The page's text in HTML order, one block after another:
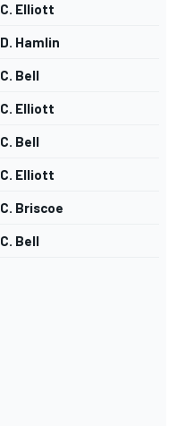
C. Elliott
D. Hamlin
C. Bell
C. Elliott
C. Bell
C. Elliott
C. Briscoe
C. Bell